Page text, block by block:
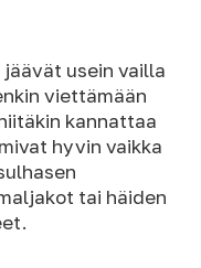
usein vailla
viettämään
kannattaa
hyvin vaikka
tai häiden